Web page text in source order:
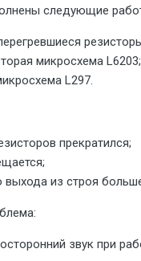
следующие
микросхема L6203;
L297.
прекратился;
выхода из строя
звук при